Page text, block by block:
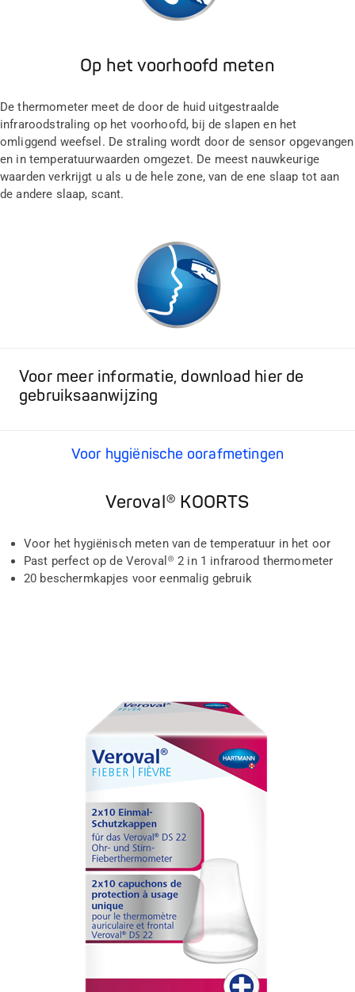
Op het voorhoofd meten
De thermometer meet de door de huid uitgestraalde
infraroodstraling op het voorhoofd, bij de slapen en het
omliggend weefsel. De straling wordt door de sensor opgevangen
en in temperatuurwaarden omgezet. De meest nauwkeurige
waarden verkrijgt u als u de hele zone, van de ene slaap tot aan
de andere slaap, scant.
Voor meer informatie, download hier de
gebruiksaanwijzing
Veroval® KOORTS
Voor hygiënische oorafmetingen
Voor het hygiënisch meten van de temperatuur in het oor
Past perfect op de Veroval® 2 in 1 infrarood thermometer
20 beschermkapjes voor eenmalig gebruik